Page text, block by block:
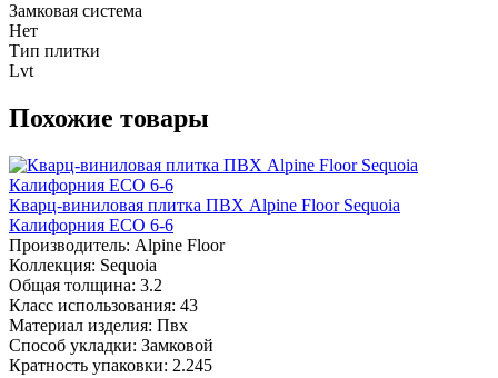
Замковая система
Нет
Тип плитки
Lvt
Похожие товары
Кварц-виниловая плитка ПВХ Alpine Floor Sequoia
Калифорния ECO 6-6
Производитель: Alpine Floor
Коллекция: Sequoia
Общая толщина: 3.2
Класс использования: 43
Материал изделия: Пвх
Способ укладки: Замковой
Кратность упаковки: 2.245